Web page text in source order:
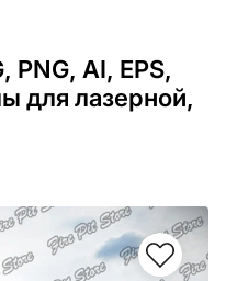
PNG, AI, EPS,
для лазерной,